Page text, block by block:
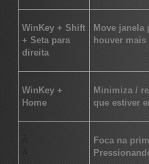
WinKey + Shift
+ Seta para
direita
Move janela
houver mais
WinKey +
Home
Minimiza /
que estiver
Foca na